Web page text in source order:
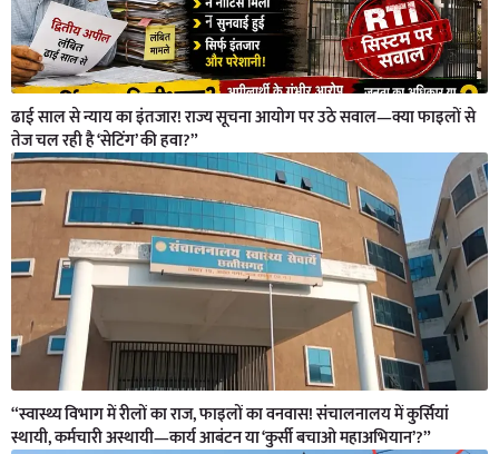
ढाई साल से न्याय का इंतजार! राज्य सूचना आयोग पर उठे सवाल—क्या फाइलों से
तेज चल रही है ‘सेटिंग’ की हवा?”
“स्वास्थ्य विभाग में रीलों का राज, फाइलों का वनवास! संचालनालय में कुर्सियां
स्थायी, कर्मचारी अस्थायी—कार्य आबंटन या ‘कुर्सी बचाओ महाअभियान’?”